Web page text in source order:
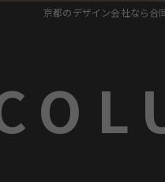
京都のデザイン会社なら合